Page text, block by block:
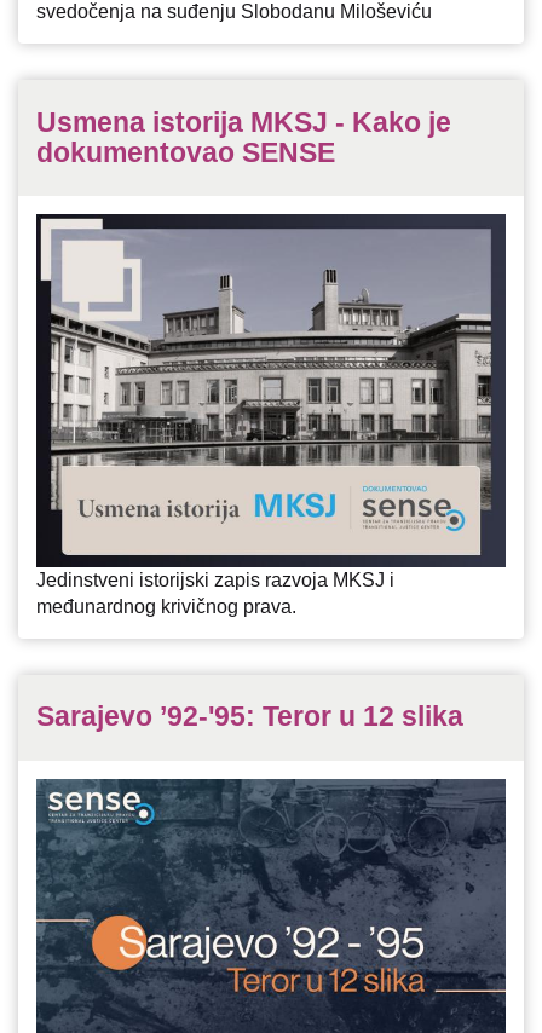
svedočenja na suđenju Slobodanu Miloševiću
Usmena istorija MKSJ - Kako je
dokumentovao SENSE
Jedinstveni istorijski zapis razvoja MKSJ i
međunardnog krivičnog prava.
Sarajevo ’92-'95: Teror u 12 slika